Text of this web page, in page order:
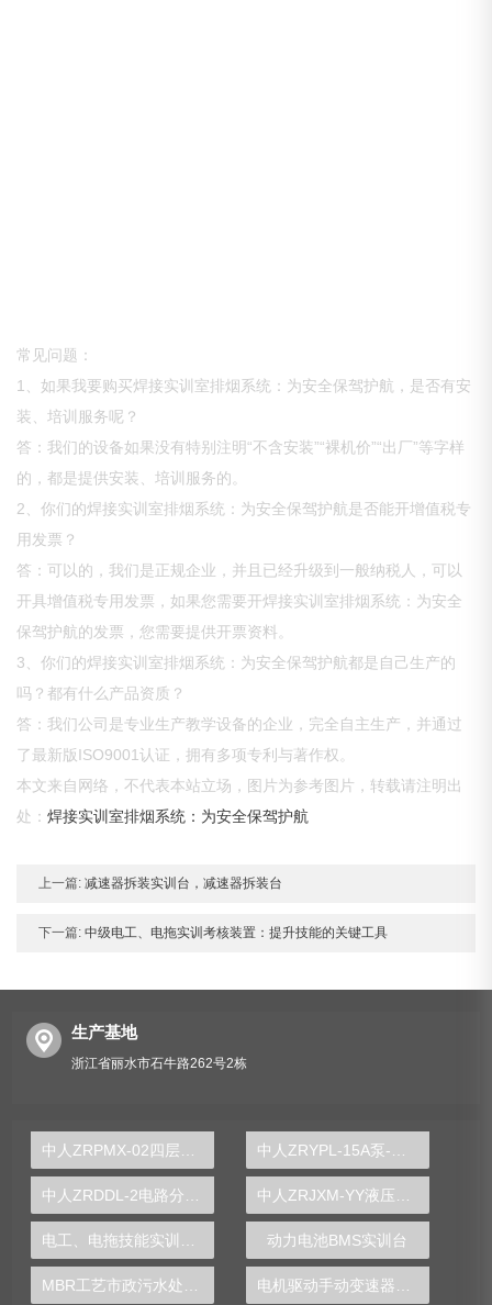
常见问题：
1、如果我要购买焊接实训室排烟系统：为安全保驾护航，是否有安
装、培训服务呢？
答：我们的设备如果没有特别注明“不含安装”“裸机价”“出厂”等字样
的，都是提供安装、培训服务的。
2、你们的焊接实训室排烟系统：为安全保驾护航是否能开增值税专
用发票？
答：可以的，我们是正规企业，并且已经升级到一般纳税人，可以
开具增值税专用发票，如果您需要开焊接实训室排烟系统：为安全
保驾护航的发票，您需要提供开票资料。
3、你们的焊接实训室排烟系统：为安全保驾护航都是自己生产的
吗？都有什么产品资质？
答：我们公司是专业生产教学设备的企业，完全自主生产，并通过
了最新版ISO9001认证，拥有多项专利与著作权。
本文来自网络，不代表本站立场，图片为参考图片，转载请注明出
处：焊接实训室排烟系统：为安全保驾护航
上一篇: 减速器拆装实训台，减速器拆装台
下一篇: 中级电工、电拖实训考核装置：提升技能的关键工具
生产基地
浙江省丽水市石牛路262号2栋
中人ZRPMX-02四层电梯控制对象 中人ZRYPL-15A泵-缸驱动闭式液压实验台
中人ZRDDL-2电路分析与电力电子技术实验装置 中人ZRJXM-YY液压传动、液压回路模型
电工、电拖技能实训装置 动力电池BMS实训台
MBR工艺市政污水处理实验装置 电机驱动手动变速器解剖运行实训台